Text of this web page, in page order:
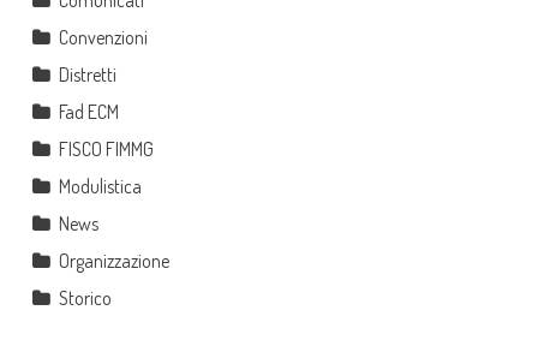
Convenzioni
Distretti
Fad ECM
FISCO FIMMG
Modulistica
News
Organizzazione
Storico